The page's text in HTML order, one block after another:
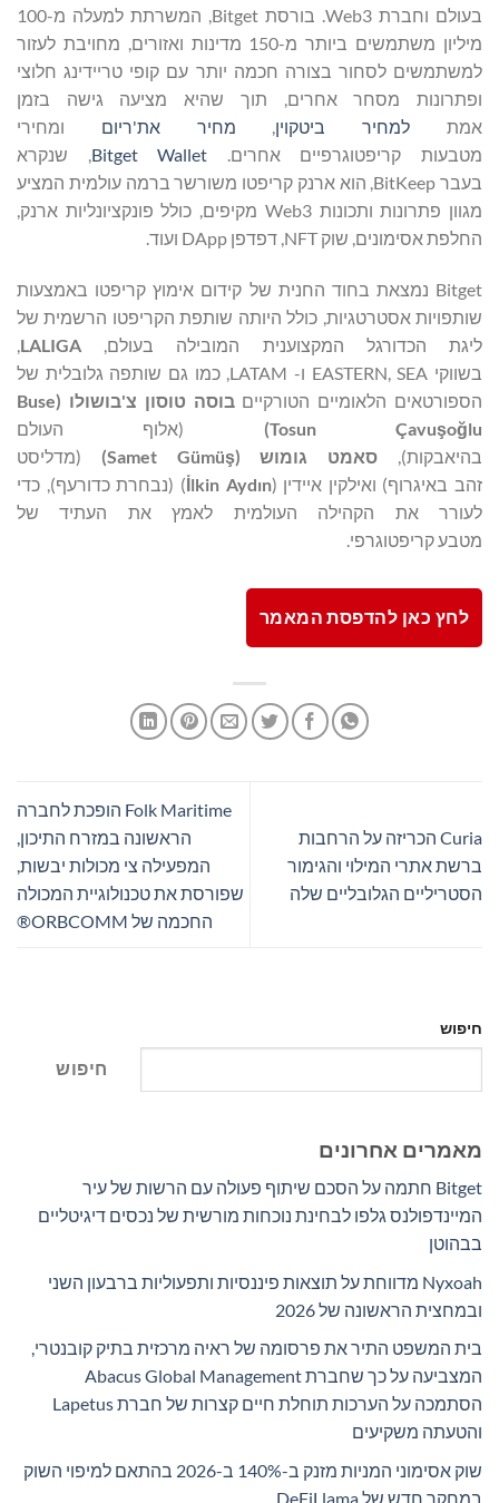
בעולם וחברת Web3. בורסת Bitget, המשרתת למעלה מ-100
מיליון משתמשים ביותר מ-150 מדינות ואזורים, מחויבת לעזור
למשתמשים לסחור בצורה חכמה יותר עם קופי טריידינג חלוצי
ופתרונות מסחר אחרים, תוך שהיא מציעה גישה בזמן
אמת למחיר ביטקוין, מחיר את'ריום ומחירי
מטבעות קריפטוגרפיים אחרים. Bitget Wallet, שנקרא
בעבר BitKeep, הוא ארנק קריפטו משורשר ברמה עולמית המציע
מגוון פתרונות ותכונות Web3 מקיפים, כולל פונקציונליות ארנק,
החלפת אסימונים, שוק NFT, דפדפן DApp ועוד.
Bitget נמצאת בחוד החנית של קידום אימוץ קריפטו באמצעות
שותפויות אסטרטגיות, כולל היותה שותפת הקריפטו הרשמית של
ליגת הכדורגל המקצוענית המובילה בעולם, LALIGA
,
בשווקי EASTERN, SEA ו- LATAM, כמו גם שותפה גלובלית של
הספורטאים הלאומיים הטורקייםבוסה טוסון צ'בושולו (Buse
Tosun Çavuşoğlu
) (אלוף העולם
בהיאבקות), סאמט גומוש ( Samet Gümüş
) (מדליסט
זהב באיגרוף) ואילקין איידין (
İlkin Aydın ) (נבחרת כדורעף), כדי
לעורר את הקהילה העולמית לאמץ את העתיד של
מטבע קריפטוגרפי.
לחץ כאן להדפסת המאמר
Curia הכריזה על הרחבות
ברשת אתרי המילוי והגימור
הסטריליים הגלובליים שלה
Folk Maritime הופכת לחברה
הראשונה במזרח התיכון,
המפעילה צי מכולות יבשות,
שפורסת את טכנולוגיית המכולה
החכמה של ORBCOMM®
חיפוש
חיפוש
מאמרים אחרונים
Bitget חתמה על הסכם שיתוף פעולה עם הרשות של עיר
המיינדפולנס גלפו לבחינת נוכחות מורשית של נכסים דיגיטליים
בבהוטן
Nyxoah מדווחת על תוצאות פיננסיות ותפעוליות ברבעון השני
ובמחצית הראשונה של 2026
בית המשפט התיר את פרסומה של ראיה מרכזית בתיק קובנטרי,
המצביעה על כך שחברת Abacus Global Management
הסתמכה על הערכות תוחלת חיים קצרות של חברת Lapetus
והטעתה משקיעים
שוק אסימוני המניות מזנק ב-140% ב-2026 בהתאם למיפוי השוק
במחקר חדש של DeFiLlama